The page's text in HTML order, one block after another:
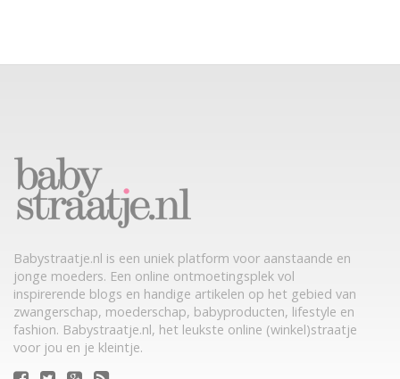
Babystraatje.nl is een uniek platform voor aanstaande en
jonge moeders. Een online ontmoetingsplek vol
inspirerende blogs en handige artikelen op het gebied van
zwangerschap, moederschap, babyproducten, lifestyle en
fashion. Babystraatje.nl, het leukste online (winkel)straatje
voor jou en je kleintje.